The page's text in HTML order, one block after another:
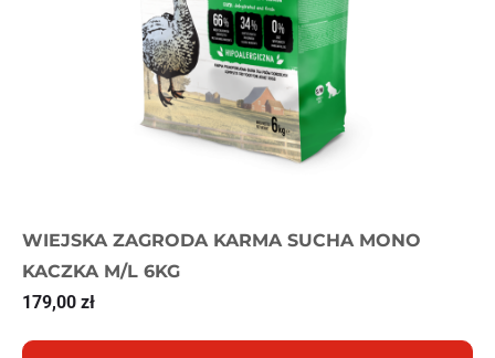
WIEJSKA ZAGRODA KARMA SUCHA MONO
KACZKA M/L 6KG
179,00 zł